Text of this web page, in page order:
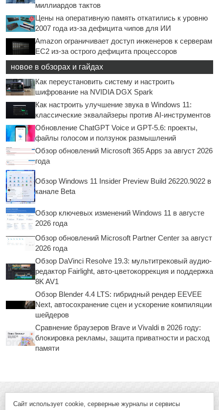
миллиардов тактов
Цены на оперативную память откатились к уровню
2007 года из-за дефицита чипов для ИИ
Amazon ограничивает доступ инженеров к серверам
EC2 из-за острого дефицита процессоров
новое в обзорах и гайдах
Как переустановить систему и настроить
шифрование на NVIDIA DGX Spark
Как настроить улучшение звука в Windows 11:
классические эквалайзеры против AI-инструментов
Обновление ChatGPT Voice и GPT-5.6: проекты,
файлы голосом и ползунок размышлений
Обзор обновлений Microsoft 365 Apps за август 2026
года
Обзор Windows 11 Insider Preview Build 26220.9022 в
канале Beta
Обзор ключевых изменений Windows 11 в августе
2026 года
Обзор обновлений Microsoft Partner Center за август
2026 года
Обзор DaVinci Resolve 19.3: мультитрековый аудио-
редактор Fairlight, авто-цветокоррекция и поддержка
8K AV1
Обзор Blender 4.4 LTS: гибридный рендер EEVEE
Next, автосохранение сцен и ускорение компиляции
шейдеров
Сравнение браузеров Brave и Vivaldi в 2026 году:
блокировка рекламы, защита приватности и расход
памяти
Сайт использует cookie, серверные журналы и сервисы